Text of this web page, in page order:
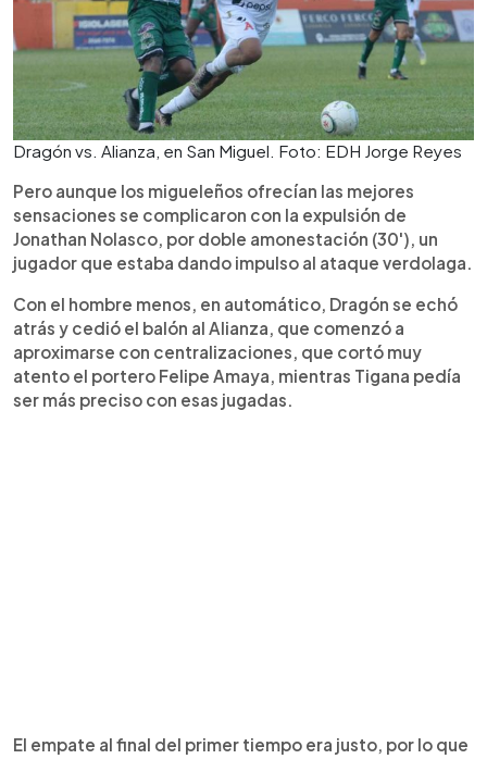
Dragón vs. Alianza, en San Miguel. Foto: EDH Jorge Reyes
Pero aunque los migueleños ofrecían las mejores
sensaciones se complicaron con la expulsión de
Jonathan Nolasco, por doble amonestación (30'), un
jugador que estaba dando impulso al ataque verdolaga.
Con el hombre menos, en automático, Dragón se echó
atrás y cedió el balón al Alianza, que comenzó a
aproximarse con centralizaciones, que cortó muy
atento el portero Felipe Amaya, mientras Tigana pedía
ser más preciso con esas jugadas.
El empate al final del primer tiempo era justo, por lo que